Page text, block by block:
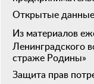
Открытые данные
Из материалов
Ленинградского
страже Родины»
Защита прав